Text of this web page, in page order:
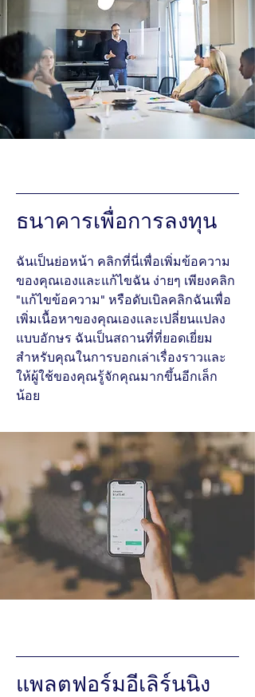
ธนาคารเพื่อการลงทุน
ฉันเป็นย่อหน้า คลิกที่นี่เพื่อเพิ่มข้อความ
ของคุณเองและแก้ไขฉัน ง่ายๆ เพียงคลิก
"แก้ไขข้อความ" หรือดับเบิลคลิกฉันเพื่อ
เพิ่มเนื้อหาของคุณเองและเปลี่ยนแปลง
แบบอักษร ฉันเป็นสถานที่ที่ยอดเยี่ยม
สำหรับคุณในการบอกเล่าเรื่องราวและ
ให้ผู้ใช้ของคุณรู้จักคุณมากขึ้นอีกเล็ก
น้อย
แพลตฟอร์มอีเลิร์นนิง